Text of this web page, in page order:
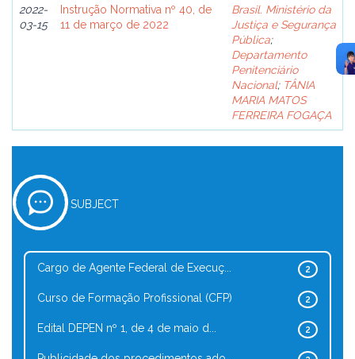
2022-
03-15
Instrução Normativa nº 40, de
11 de março de 2022
Brasil. Ministério da
Justiça e Segurança
Pública;
Departamento
Penitenciário
Nacional; TÂNIA
MARIA MATOS
FERREIRA FOGAÇA
SUBJECT
2
Cargo de Agente Federal de Execuç...
2
Curso de Formação Profissional (CFP)
2
Edital DEPEN nº 1, de 4 de maio d...